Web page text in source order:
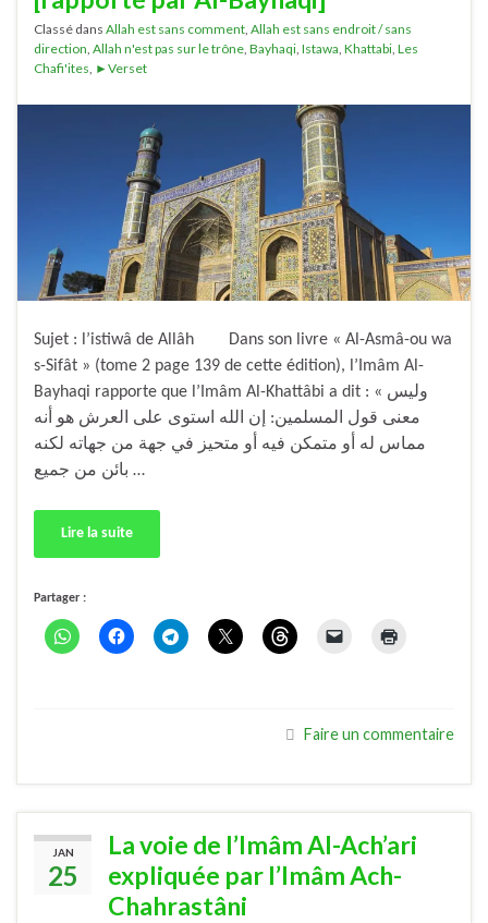
Classé dans Allah est sans comment, Allah est sans endroit / sans
direction, Allah n'est pas sur le trône, Bayhaqi, Istawa, Khattabi, Les
Chafi'ites, ►Verset
Sujet : l’istiwâ de Allâh Dans son livre « Al-Asmâ-ou wa
s-Sifât » (tome 2 page 139 de cette édition), l’Imâm Al-
Bayhaqi rapporte que l’Imâm Al-Khattâbi a dit : « وليس
معنى قول المسلمين: إن الله استوى على العرش هو أنه
مماس له أو متمكن فيه أو متحيز في جهة من جهاته لكنه
بائن من جميع …
Lire la suite
Partager :
Faire un commentaire
JAN
25
La voie de l’Imâm Al-Ach’ari
expliquée par l’Imâm Ach-
Chahrastâni